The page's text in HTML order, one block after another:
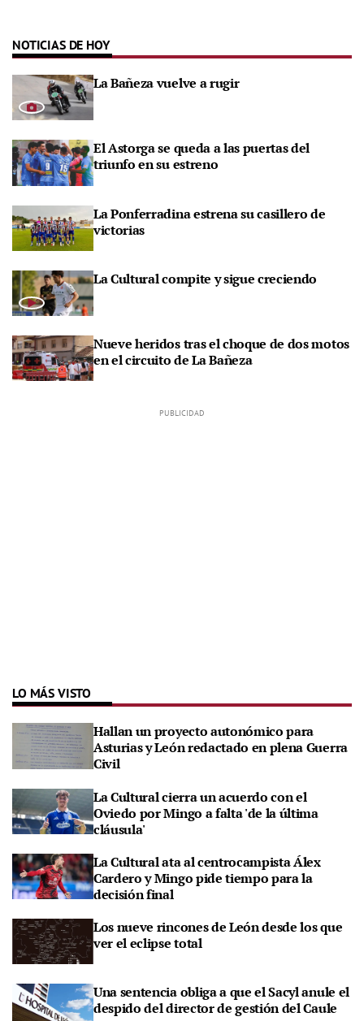
NOTICIAS DE HOY
La Bañeza vuelve a rugir
El Astorga se queda a las puertas del
triunfo en su estreno
La Ponferradina estrena su casillero de
victorias
La Cultural compite y sigue creciendo
Nueve heridos tras el choque de dos motos
en el circuito de La Bañeza
LO MÁS VISTO
Hallan un proyecto autonómico para
Asturias y León redactado en plena Guerra
Civil
La Cultural cierra un acuerdo con el
Oviedo por Mingo a falta 'de la última
cláusula'
La Cultural ata al centrocampista Álex
Cardero y Mingo pide tiempo para la
decisión final
Los nueve rincones de León desde los que
ver el eclipse total
Una sentencia obliga a que el Sacyl anule el
despido del director de gestión del Caule